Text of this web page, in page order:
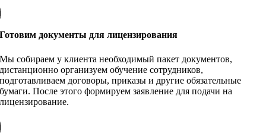
Готовим документы для лицензирования
Мы собираем у клиента необходимый пакет документов,
дистанционно организуем обучение сотрудников,
подготавливаем договоры, приказы и другие обязательные
бумаги. После этого формируем заявление для подачи на
лицензирование.